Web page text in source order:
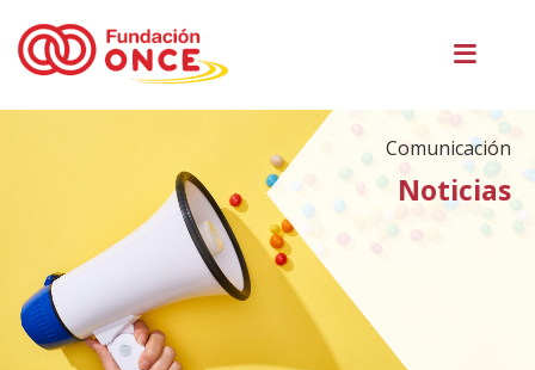
principal
Comunicación
Noticias